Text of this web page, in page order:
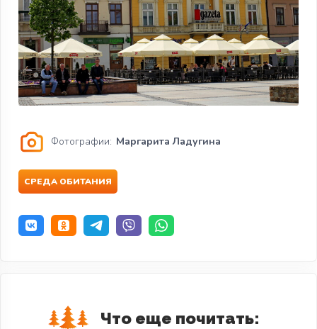
Фотографии: Маргарита Ладугина
СРЕДА ОБИТАНИЯ
Что еще почитать: